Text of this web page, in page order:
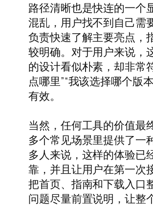
路径清晰也是快连的一个
混乱，用户找不到自己需
负责快速了解主要亮点，
较明确。对于用户来说，
的设计看似朴素，却非常
点哪里”“我该选择哪个版
有效。
当然，任何工具的价值最
多个常见场景里提供了一
多人来说，这样的体验已
靠，并且让用户在第一次
把首页、指南和下载入口
问题尽量前置说明，让整